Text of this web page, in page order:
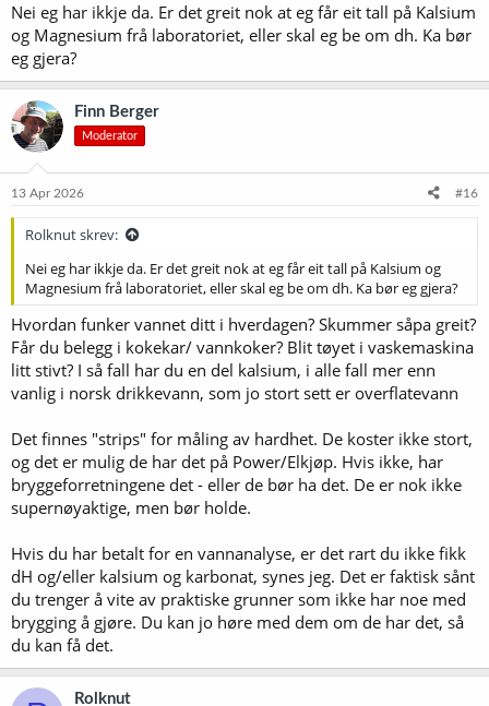
Nei eg har ikkje da. Er det greit nok at eg får eit tall på Kalsium
og Magnesium frå laboratoriet, eller skal eg be om dh. Ka bør
eg gjera?
Finn Berger
Moderator
13 Apr 2026 #16
Rolknut skrev:
Nei eg har ikkje da. Er det greit nok at eg får eit tall på Kalsium og
Magnesium frå laboratoriet, eller skal eg be om dh. Ka bør eg gjera?
Hvordan funker vannet ditt i hverdagen? Skummer såpa greit?
Får du belegg i kokekar/ vannkoker? Blit tøyet i vaskemaskina
litt stivt? I så fall har du en del kalsium, i alle fall mer enn
vanlig i norsk drikkevann, som jo stort sett er overflatevann
Det finnes "strips" for måling av hardhet. De koster ikke stort,
og det er mulig de har det på Power/Elkjøp. Hvis ikke, har
bryggeforretningene det - eller de bør ha det. De er nok ikke
supernøyaktige, men bør holde.
Hvis du har betalt for en vannanalyse, er det rart du ikke fikk
dH og/eller kalsium og karbonat, synes jeg. Det er faktisk sånt
du trenger å vite av praktiske grunner som ikke har noe med
brygging å gjøre. Du kan jo høre med dem om de har det, så
du kan få det.
Rolknut